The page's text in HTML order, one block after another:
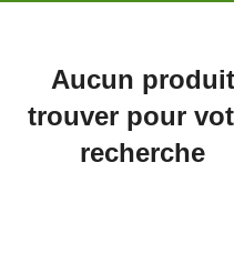
Aucun produit
trouver pour
recherche